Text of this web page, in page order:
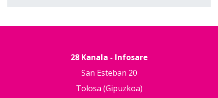
28 Kanala - Infosare
San Esteban 20
Tolosa (Gipuzkoa)